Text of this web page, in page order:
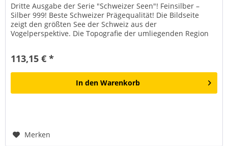
Dritte Ausgabe der Serie "Schweizer Seen"! Feinsilber –
Silber 999! Beste Schweizer Prägequalität! Die Bildseite
zeigt den größten See der Schweiz aus der
Vogelperspektive. Die Topografie der umliegenden Region
113,15 € *
In den Warenkorb
Merken